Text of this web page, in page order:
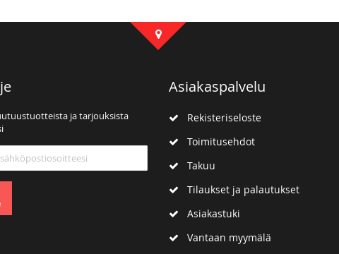
ja tarjouksista
Asiakaspalvelu
Rekisteriseloste
Toimitusehdot
Takuu
Tilaukset ja palautukset
Asiakastuki
Vantaan myymälä